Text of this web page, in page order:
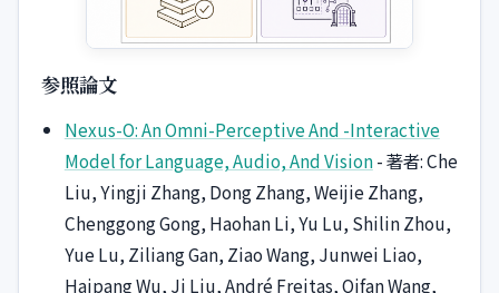
参照論文
Nexus-O: An Omni-Perceptive And -Interactive
Model for Language, Audio, And Vision- 著者: Che
Liu, Yingji Zhang, Dong Zhang, Weijie Zhang,
Chenggong Gong, Haohan Li, Yu Lu, Shilin Zhou,
Yue Lu, Ziliang Gan, Ziao Wang, Junwei Liao,
Haipang Wu, Ji Liu, André Freitas, Qifan Wang,